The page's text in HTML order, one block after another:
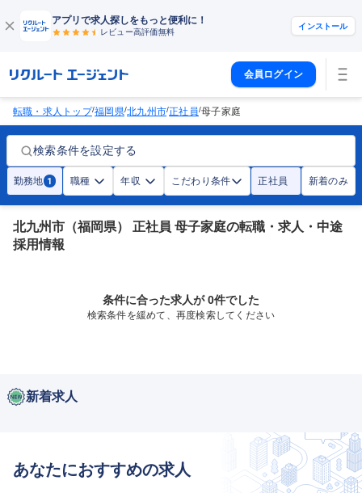
アプリで求人探しをもっと便利に！
レビュー高評価無料
インストール
会員ログイン
転職・求人トップ/福岡県/北九州市/正社員/母子家庭
検索条件を設定する
勤務地 1 職種 年収 こだわり条件 正社員 新着のみ
北九州市（福岡県） 正社員 母子家庭の転職・求人・中途
採用情報
条件に合った求人が 0件でした
検索条件を緩めて、再度検索してください
新着求人
あなたにおすすめの求人